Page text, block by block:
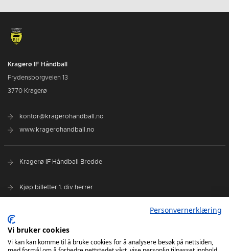
Kragerø IF Håndball
Frydensborgveien 13
3770 Kragerø
kontor@kragerohandball.no
www.kragerohandball.no
Kragerø IF Håndball Bredde
Kjøp billetter 1. div herrer
Hovedsponsorer:
Sparebanken Norge
Personvernerklæring
Vi bruker cookies
Vi kan kan komme til å bruke cookies for å analysere besøk på nettsiden,